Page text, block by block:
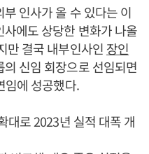
인사가 올 수 있다는 이
에도 상당한 변화가 나올
만 결국 내부인사인 장인
신임 회장으로 선임되면
임에 성공했다.
대로 2023년 실적 대폭 개